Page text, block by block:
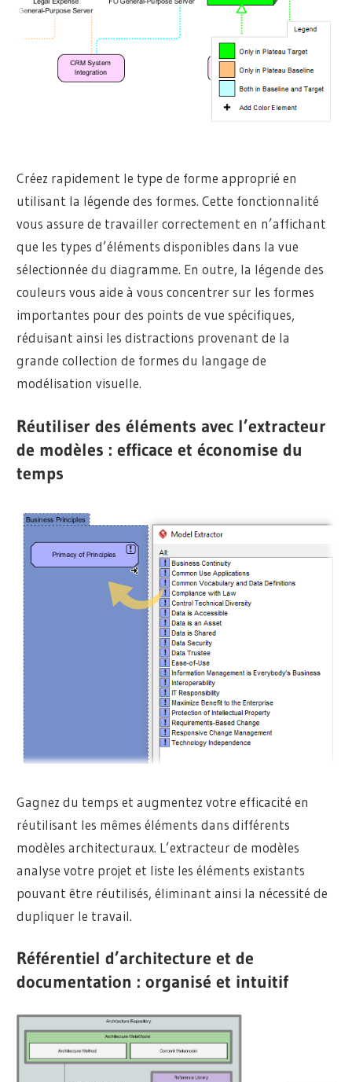
Créez rapidement le type de forme approprié en
utilisant la légende des formes. Cette fonctionnalité
vous assure de travailler correctement en n’affichant
que les types d’éléments disponibles dans la vue
sélectionnée du diagramme. En outre, la légende des
couleurs vous aide à vous concentrer sur les formes
importantes pour des points de vue spécifiques,
réduisant ainsi les distractions provenant de la
grande collection de formes du langage de
modélisation visuelle.
Réutiliser des éléments avec l’extracteur
de modèles : efficace et économise du
temps
Gagnez du temps et augmentez votre efficacité en
réutilisant les mêmes éléments dans différents
modèles architecturaux. L’extracteur de modèles
analyse votre projet et liste les éléments existants
pouvant être réutilisés, éliminant ainsi la nécessité de
dupliquer le travail.
Référentiel d’architecture et de
documentation : organisé et intuitif